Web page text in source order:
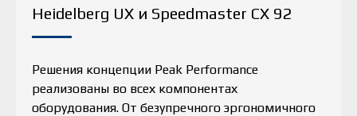
Heidelberg UX и Speedmaster CX 92
Решения концепции Peak Performance
реализованы во всех компонентах
оборудования. От безупречного эргономичного